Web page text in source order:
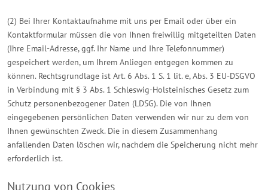
(2) Bei Ihrer Kontaktaufnahme mit uns per Email oder über ein
Kontaktformular müssen die von Ihnen freiwillig mitgeteilten Daten
(Ihre Email-Adresse, ggf. Ihr Name und Ihre Telefonnummer)
gespeichert werden, um Ihrem Anliegen entgegen kommen zu
können. Rechtsgrundlage ist Art. 6 Abs. 1 S. 1 lit. e, Abs. 3 EU-DSGVO
in Verbindung mit § 3 Abs. 1 Schleswig-Holsteinisches Gesetz zum
Schutz personenbezogener Daten (LDSG). Die von Ihnen
eingegebenen persönlichen Daten verwenden wir nur zu dem von
Ihnen gewünschten Zweck. Die in diesem Zusammenhang
anfallenden Daten löschen wir, nachdem die Speicherung nicht mehr
erforderlich ist.
Nutzung von Cookies